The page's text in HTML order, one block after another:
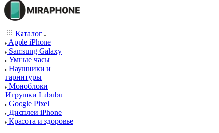
Каталог
Apple iPhone
Samsung Galaxy
Умные часы
Наушники и
гарнитуры
Моноблоки
Игрушки Labubu
Google Pixel
Дисплеи iPhone
Красота и здоровье